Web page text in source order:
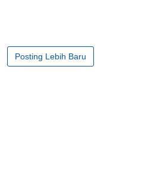
Posting Lebih Baru